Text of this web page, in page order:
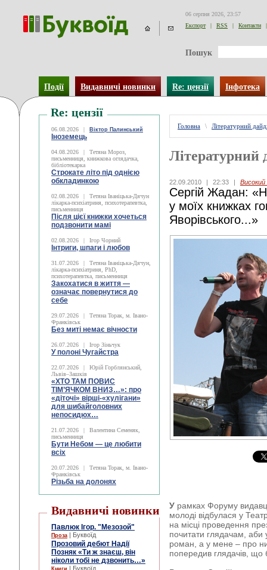
06 серпня 2026, 23:57
Експорт
| RSS | Контакти |
Пошук
Події Видавничі новинки Re: цензії Інфотека
Re: цензії
06.08.2026 | Віктор Палинський
Іноземець
04.08.2026 |
Тетяна Мороз,
письменниця, книжкова оглядачка,
бібліотекарка
Строкате літо під однією
обкладинкою
02.08.2026 |
Тетяна Іваніцька-Дячун
лікарка-психіатриня, психотерапевтка,
письменниця
Після цієї книжки хочеться
подзвонити мамі
02.08.2026 | Ігор Чорний
Інтриги, шпаги і любов
31.07.2026 |
Тетяна Іваніцька-Дячун,
лікарка-психіатриня, PhD,
психотерапевтка, письменниця
Закохатися в життя —
означає повернутися до
себе
29.07.2026 |
Тетяна Торак, м. Івано-
Франківськ
Без миті немає вічности
26.07.2026 | Ігор Зіньчук
У полоні Чугайстра
22.07.2026 |
Юрій Горблянський,
Львів–Зашків
«ХТО ТАМ ПОВИС
ТІМ’ЯЧКОМ ВНИЗ…»: про
«діточі» вірші-«хулігани»
для шибайголовних
непосидюх…
21.07.2026 |
Валентина Семеняк,
письменниця
Бути Небом ― це любити
всіх
20.07.2026 |
Тетяна Торак, м. Івано-
Франківськ
Різьба на долонях
Видавничі новинки
Павлюк Ігор. "Мезозой"
Проза | Буквоїд
Прозовий дебют Надії
Позняк «Ти ж знаєш, він
ніколи тобі не дзвонить…»
Книги | Буквоїд
Головна \ Літературний
Літературний
22.09.2010 | 22:33 | Високий
Сергій Жадан:
у моїх книжках
Яворівського...»
У рамках Форуму
молоді відбулася у
на місці проведення
почитати глядачам,
роман, а у мене – про
попередив глядачів, що